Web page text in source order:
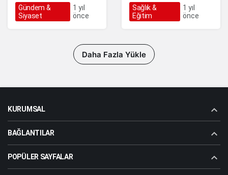
MHP bloğu Önergeyi
reddetti.
Gündem &
Siyaset
1 yıl
önce
Öncesi Aile Hekimi
Zorunluluğu
Sağlık &
Eğitim
1 yıl
önce
Daha Fazla Yükle
KURUMSAL
BAĞLANTILAR
POPÜLER SAYFALAR